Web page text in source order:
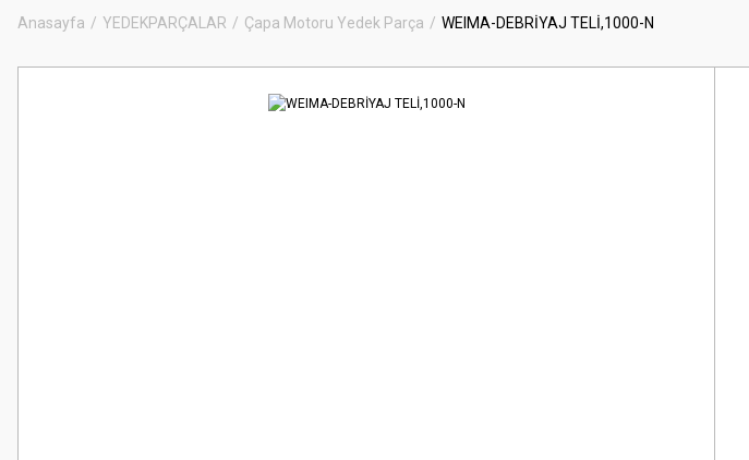
Anasayfa YEDEKPARÇALAR Çapa Motoru Yedek Parça WEIMA-DEBRİYAJ TELİ,1000-N